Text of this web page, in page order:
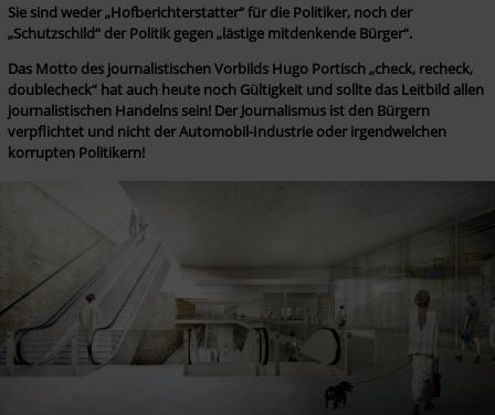
Sie sind weder „Hofberichterstatter“ für die Politiker, noch der
„Schutzschild“ der Politik gegen „lästige mitdenkende Bürger“.
Das Motto des journalistischen Vorbilds Hugo Portisch „check, recheck,
doublecheck“ hat auch heute noch Gültigkeit und sollte das Leitbild allen
journalistischen Handelns sein! Der Journalismus ist den Bürgern
verpflichtet und nicht der Automobil-Industrie oder irgendwelchen
korrupten Politikern!